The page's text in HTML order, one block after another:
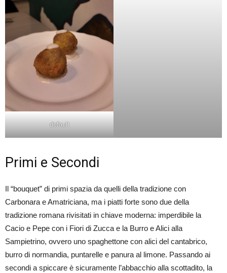
default
Primi e Secondi
Il “bouquet” di primi spazia da quelli della tradizione con
Carbonara e Amatriciana, ma i piatti forte sono due della
tradizione romana rivisitati in chiave moderna: imperdibile la
Cacio e Pepe con i Fiori di Zucca e la Burro e Alici alla
Sampietrino, ovvero uno spaghettone con alici del cantabrico,
burro di normandia, puntarelle e panura al limone. Passando ai
secondi a spiccare è sicuramente l’abbacchio alla scottadito, la